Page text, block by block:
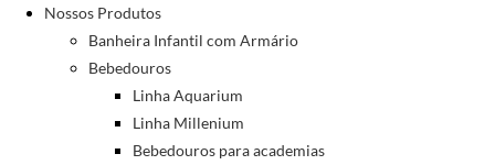
Nossos Produtos
Banheira Infantil com Armário
Bebedouros
Linha Aquarium
Linha Millenium
Bebedouros para academias